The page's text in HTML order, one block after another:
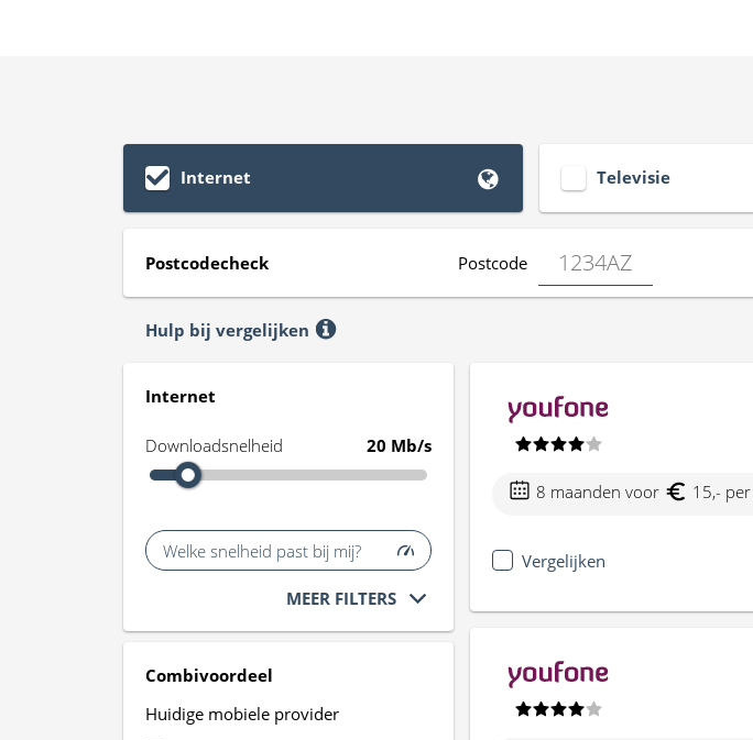
Internet Televisie
Postcodecheck Postcode
Hulp bij vergelijken
Internet
Downloadsnelheid 20 Mb/s
Welke snelheid past bij mij?
MEER FILTERS
Combivoordeel
Huidige mobiele provider
8 maanden voor 15,-
Vergelijken